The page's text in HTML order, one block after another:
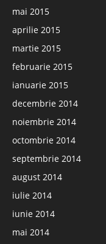
mai 2015
aprilie 2015
martie 2015
februarie 2015
ianuarie 2015
decembrie 2014
noiembrie 2014
octombrie 2014
septembrie 2014
august 2014
iulie 2014
iunie 2014
mai 2014